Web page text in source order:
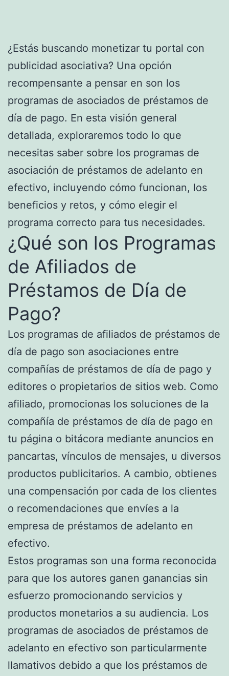
¿Estás buscando monetizar tu portal con
publicidad asociativa? Una opción
recompensante a pensar en son los
programas de asociados de préstamos de
día de pago. En esta visión general
detallada, exploraremos todo lo que
necesitas saber sobre los programas de
asociación de préstamos de adelanto en
efectivo, incluyendo cómo funcionan, los
beneficios y retos, y cómo elegir el
programa correcto para tus necesidades.
¿Qué son los Programas
de Afiliados de
Préstamos de Día de
Pago?
Los programas de afiliados de préstamos de
día de pago son asociaciones entre
compañías de préstamos de día de pago y
editores o propietarios de sitios web. Como
afiliado, promocionas los soluciones de la
compañía de préstamos de día de pago en
tu página o bitácora mediante anuncios en
pancartas, vínculos de mensajes, u diversos
productos publicitarios. A cambio, obtienes
una compensación por cada de los clientes
o recomendaciones que envíes a la
empresa de préstamos de adelanto en
efectivo.
Estos programas son una forma reconocida
para que los autores ganen ganancias sin
esfuerzo promocionando servicios y
productos monetarios a su audiencia. Los
programas de asociados de préstamos de
adelanto en efectivo son particularmente
llamativos debido a que los préstamos de